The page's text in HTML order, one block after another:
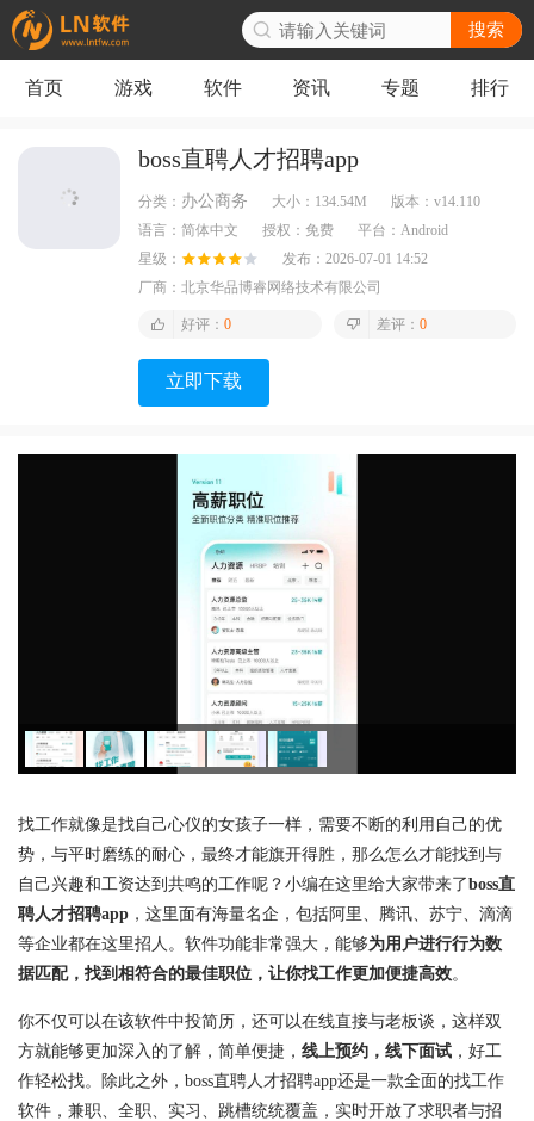
搜索
首页 游戏 软件 资讯 专题 排行
boss直聘人才招聘app
分类： 办公商务 大小： 134.54M 版本： v14.110
语言： 简体中文 授权： 免费 平台： Android
星级：
发布： 2026-07-01 14:52
厂商： 北京华品博睿网络技术有限公司
好评： 0 差评： 0
立即下载
找工作就像是找自己心仪的女孩子一样，需要不断的利用自己的优
势，与平时磨练的耐心，最终才能旗开得胜，那么怎么才能找到与
自己兴趣和工资达到共鸣的工作呢？小编在这里给大家带来了boss直
聘人才招聘app ，这里面有海量名企，包括阿里、腾讯、苏宁、滴滴
等企业都在这里招人。软件功能非常强大，能够为用户进行行为数
据匹配，找到相符合的最佳职位，让你找工作更加便捷高效。
你不仅可以在该软件中投简历，还可以在线直接与老板谈，这样双
方就能够更加深入的了解，简单便捷， 线上预约，线下面试 ，好工
作轻松找。除此之外，boss直聘人才招聘app还是一款全面的找工作
软件，兼职、全职、实习、跳槽统统覆盖，实时开放了求职者与招